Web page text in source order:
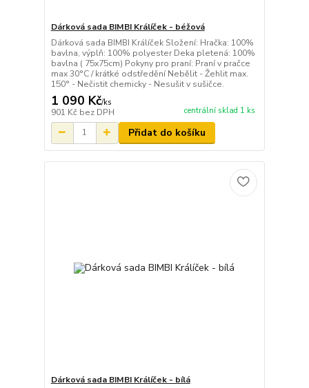
Dárková sada BIMBI Králíček - béžová
Dárková sada BIMBI Králíček Složení: Hračka: 100%
bavlna, výplň: 100% polyester Deka pletená: 100%
bavlna ( 75x75cm) Pokyny pro praní: Praní v pračce
max 30°C / krátké odstředění Nebělit - Žehlit max.
150° - Nečistit chemicky - Nesušit v sušičce.
1 090 Kč/ks
901 Kč bez DPH centrální sklad 1 ks
Přidat do košíku
Dárková sada BIMBI Králíček - bílá